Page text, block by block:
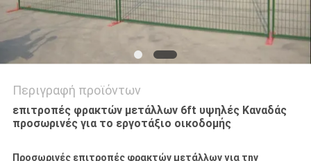
Περιγραφή προϊόντων
επιτροπές φρακτών μετάλλων 6ft υψηλές Καναδάς
προσωρινές για το εργοτάξιο οικοδομής
Προσωρινές επιτροπές φρακτών μετάλλων για την